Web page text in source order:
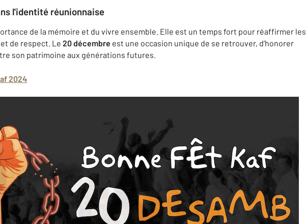
l'identité réunionnaise
de la mémoire et du vivre ensemble. Elle est un temps fort pour réaffirmer les
de respect. Le 20 décembre est une occasion unique de se retrouver, d’honorer
son patrimoine aux générations futures.
2024